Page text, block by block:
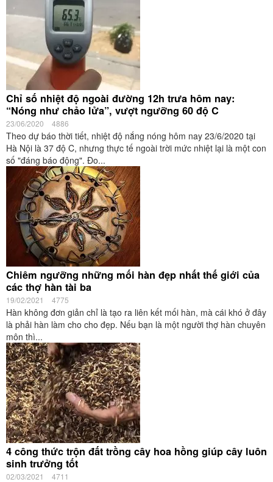
Chỉ số nhiệt độ ngoài đường 12h trưa hôm nay:
“Nóng như chảo lửa”, vượt ngưỡng 60 độ C
23/06/2020 4886
Theo dự báo thời tiết, nhiệt độ nắng nóng hôm nay 23/6/2020 tại
Hà Nội là 37 độ C, nhưng thực tế ngoài trời mức nhiệt lại là một con
số "đáng báo động". Đo...
Chiêm ngưỡng những mối hàn đẹp nhất thế giới của
các thợ hàn tài ba
19/02/2021 4775
Hàn không đơn giản chỉ là tạo ra liên kết mối hàn, mà cái khó ở đây
là phải hàn làm cho cho đẹp. Nếu bạn là một người thợ hàn chuyên
môn thì...
4 công thức trộn đất trồng cây hoa hồng giúp cây luôn
sinh trưởng tốt
02/03/2021 4711